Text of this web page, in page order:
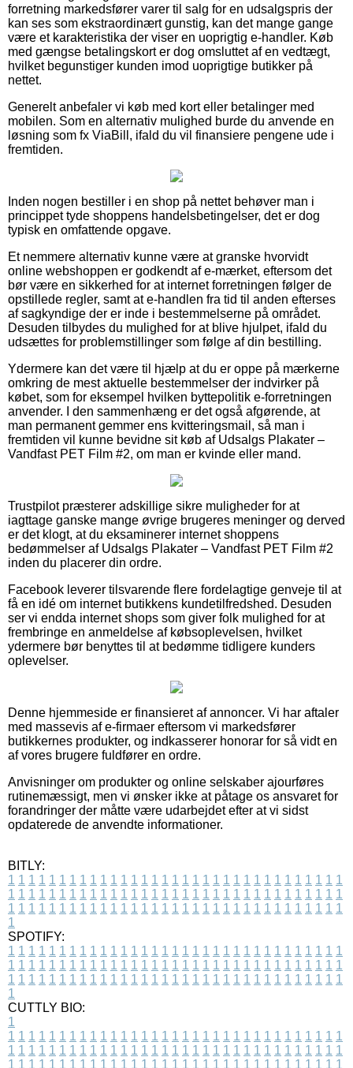
forretning markedsfører varer til salg for en udsalgspris der
kan ses som ekstraordinært gunstig, kan det mange gange
være et karakteristika der viser en uoprigtig e-handler. Køb
med gængse betalingskort er dog omsluttet af en vedtægt,
hvilket begunstiger kunden imod uoprigtige butikker på
nettet.
Generelt anbefaler vi køb med kort eller betalinger med
mobilen. Som en alternativ mulighed burde du anvende en
løsning som fx ViaBill, ifald du vil finansiere pengene ude i
fremtiden.
Inden nogen bestiller i en shop på nettet behøver man i
princippet tyde shoppens handelsbetingelser, det er dog
typisk en omfattende opgave.
Et nemmere alternativ kunne være at granske hvorvidt
online webshoppen er godkendt af e-mærket, eftersom det
bør være en sikkerhed for at internet forretningen følger de
opstillede regler, samt at e-handlen fra tid til anden efterses
af sagkyndige der er inde i bestemmelserne på området.
Desuden tilbydes du mulighed for at blive hjulpet, ifald du
udsættes for problemstillinger som følge af din bestilling.
Ydermere kan det være til hjælp at du er oppe på mærkerne
omkring de mest aktuelle bestemmelser der indvirker på
købet, som for eksempel hvilken byttepolitik e-forretningen
anvender. I den sammenhæng er det også afgørende, at
man permanent gemmer ens kvitteringsmail, så man i
fremtiden vil kunne bevidne sit køb af Udsalgs Plakater –
Vandfast PET Film #2, om man er kvinde eller mand.
Trustpilot præsterer adskillige sikre muligheder for at
iagttage ganske mange øvrige brugeres meninger og derved
er det klogt, at du eksaminerer internet shoppens
bedømmelser af Udsalgs Plakater – Vandfast PET Film #2
inden du placerer din ordre.
Facebook leverer tilsvarende flere fordelagtige genveje til at
få en idé om internet butikkens kundetilfredshed. Desuden
ser vi endda internet shops som giver folk mulighed for at
frembringe en anmeldelse af købsoplevelsen, hvilket
ydermere bør benyttes til at bedømme tidligere kunders
oplevelser.
Denne hjemmeside er finansieret af annoncer. Vi har aftaler
med massevis af e-firmaer eftersom vi markedsfører
butikkernes produkter, og indkasserer honorar for så vidt en
af vores brugere fuldfører en ordre.
Anvisninger om produkter og online selskaber ajourføres
rutinemæssigt, men vi ønsker ikke at påtage os ansvaret for
forandringer der måtte være udarbejdet efter at vi sidst
opdaterede de anvendte informationer.
BITLY:
1 1 1 1 1 1 1 1 1 1 1 1 1 1 1 1 1 1 1 1 1 1 1 1 1 1 1 1 1 1 1 1 1
1 1 1 1 1 1 1 1 1 1 1 1 1 1 1 1 1 1 1 1 1 1 1 1 1 1 1 1 1 1 1 1 1
1 1 1 1 1 1 1 1 1 1 1 1 1 1 1 1 1 1 1 1 1 1 1 1 1 1 1 1 1 1 1 1 1
1
SPOTIFY:
1 1 1 1 1 1 1 1 1 1 1 1 1 1 1 1 1 1 1 1 1 1 1 1 1 1 1 1 1 1 1 1 1
1 1 1 1 1 1 1 1 1 1 1 1 1 1 1 1 1 1 1 1 1 1 1 1 1 1 1 1 1 1 1 1 1
1 1 1 1 1 1 1 1 1 1 1 1 1 1 1 1 1 1 1 1 1 1 1 1 1 1 1 1 1 1 1 1 1
1
CUTTLY BIO:
1
1 1 1 1 1 1 1 1 1 1 1 1 1 1 1 1 1 1 1 1 1 1 1 1 1 1 1 1 1 1 1 1 1
1 1 1 1 1 1 1 1 1 1 1 1 1 1 1 1 1 1 1 1 1 1 1 1 1 1 1 1 1 1 1 1 1
1 1 1 1 1 1 1 1 1 1 1 1 1 1 1 1 1 1 1 1 1 1 1 1 1 1 1 1 1 1 1 1 1